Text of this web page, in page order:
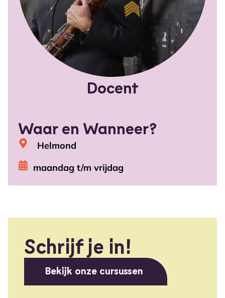
Docent
Waar en Wanneer?
Helmond
maandag t/m vrijdag
Schrijf je in!
Bekijk onze cursussen